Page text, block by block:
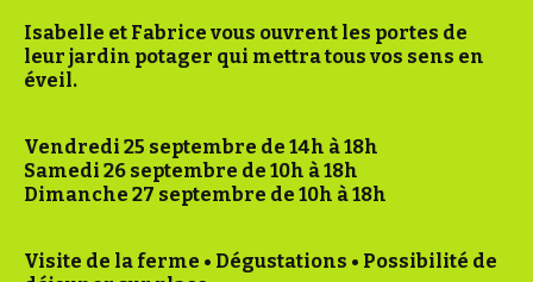
Isabelle et Fabrice vous ouvrent les portes de
leur jardin potager qui mettra tous vos sens en
éveil.
Vendredi 25 septembre de 14h à 18h
Samedi 26 septembre de 10h à 18h
Dimanche 27 septembre de 10h à 18h
Visite de la ferme • Dégustations • Possibilité de